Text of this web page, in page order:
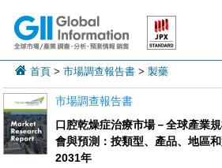
首頁 >市場調查報告書 >製藥
市場調查報告書
口腔乾燥症治療市場－全球產業
會與預測：按類型、產品、地區
2031年